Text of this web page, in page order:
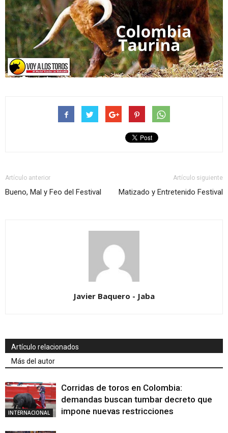
Artículo anterior
Bueno, Mal y Feo del Festival
Artículo siguiente
Matizado y Entretenido Festival
Javier Baquero - Jaba
Artículo relacionados
Más del autor
INTERNACIONAL
Corridas de toros en Colombia:
demandas buscan tumbar decreto que
impone nuevas restricciones